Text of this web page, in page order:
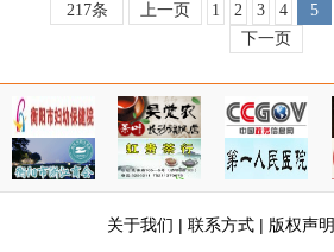
217条 上一页 1 2 3 4 5
下一页
关于我们 | 联系方式 | 版权声明